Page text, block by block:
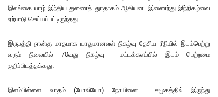
இலங்கை யாழ் இந்திய துணைத் துாதரகம் ஆகியன இணைந்து இந்நிகழ்வை
ஏற்பாடு செய்யப்பட்டிருந்தது.
இருபத்தி நான்கு மாதமாக யாதுமானவள் நிகழ்வு தேசிய ரீதியில் இடம்பெற்று
வரும் நிலையில் 70வது நிகழ்வு மட்டக்களப்பில் இடம் பெற்றமை
குறிப்பிடத்தக்கது.
இளம்பிள்ளை வாதம் (போலியோ) நோயினை சமூகத்தில் இருந்து